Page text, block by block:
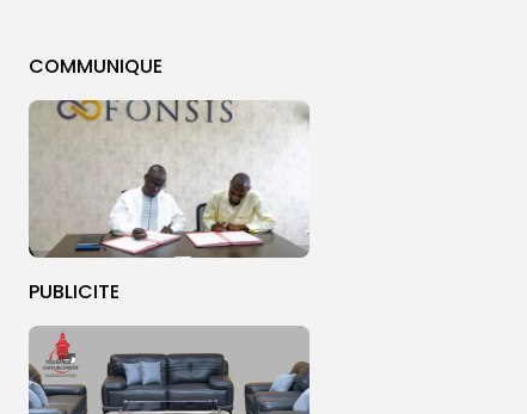
COMMUNIQUE
PUBLICITE